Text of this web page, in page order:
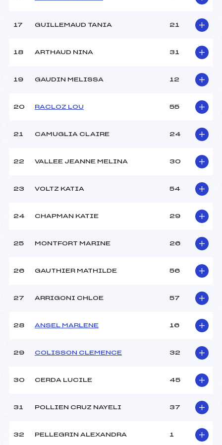
U14
17 GUILLEMAUD TANIA 21
18 ARTHAUD NINA 31
19 GAUDIN MELISSA 12
20 RACLOZ LOU 55
21 CAMUGLIA CLAIRE 24
22 VALLEE JEANNE MELINA 30
23 VOLTZ KATIA 54
24 CHAPMAN KATIE 29
25 MONTFORT MARINE 26
26 GAUTHIER MATHILDE 56
27 ARRIGONI CHLOE 57
28 ANSEL MARLENE 16
29 COLISSON CLEMENCE 32
30 CERDA LUCILE 45
31 POLLIEN CRUZ NAYELI 37
32 PELLEGRIN ALEXANDRA 1